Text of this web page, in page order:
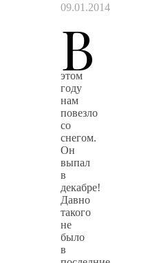
09.01.2014
В
этом
году
нам
повезло
со
снегом.
Он
выпал
в
декабре!
Давно
такого
не
было
в